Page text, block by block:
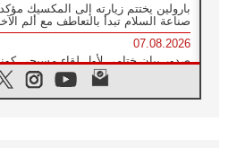
بارولين يختتم زيارته إلى المكسيك
صناعة السلام تبدأ بالتعاطف مع ألم
07.08.2026
صدور بيان ختامي لأول لقاء مسيحي
بمشاركة الدائرة الفاتيكانية للحوار بين
07.08.2026